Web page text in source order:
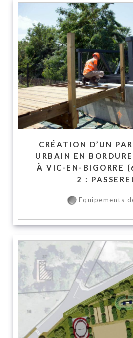
CRÉATION D’UN
URBAIN EN
À VIC-EN-BIGORRE
2 :
Equipements